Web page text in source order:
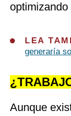
LEA
generaría
Aunque